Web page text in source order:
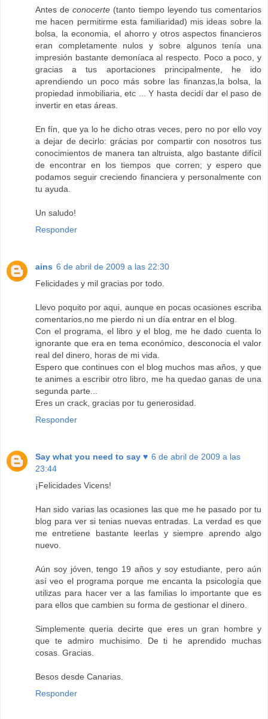
Antes deconocerte (tanto tiempo leyendo tus comentarios
me hacen permitirme esta familiaridad) mis ideas sobre la
bolsa, la economia, el ahorro y otros aspectos financieros
eran completamente nulos y sobre algunos tenía una
impresión bastante demoníaca al respecto. Poco a poco, y
gracias a tus aportaciones principalmente, he ido
aprendiendo un poco más sobre las finanzas,la bolsa, la
propiedad inmobiliaria, etc ... Y hasta decidí dar el paso de
invertir en etas áreas.
En fín, que ya lo he dicho otras veces, pero no por ello voy
a dejar de decirlo: grácias por compartir con nosotros tus
conocimientos de manera tan altruista, algo bastante difícil
de encontrar en los tiempos que corren; y espero que
podamos seguir creciendo financiera y personalmente con
tu ayuda.
Un saludo!
Responder
ains 6 de abril de 2009 a las 22:30
Felicidades y mil gracias por todo.
Llevo poquito por aqui, aunque en pocas ocasiones escriba
comentarios,no me pierdo ni un día entrar en el blog.
Con el programa, el libro y el blog, me he dado cuenta lo
ignorante que era en tema económico, desconocia el valor
real del dinero, horas de mi vida.
Espero que continues con el blog muchos mas años, y que
te animes a escribir otro libro, me ha quedao ganas de una
segunda parte...
Eres un crack, gracias por tu generosidad.
Responder
Say what you need to say ♥ 6 de abril de 2009 a las
23:44
¡Felicidades Vicens!
Han sido varias las ocasiones las que me he pasado por tu
blog para ver si tenias nuevas entradas. La verdad es que
me entretiene bastante leerlas y siempre aprendo algo
nuevo.
Aún soy jóven, tengo 19 años y soy estudiante, pero aún
así veo el programa porque me encanta la psicología que
utilizas para hacer ver a las familias lo importante que es
para ellos que cambien su forma de gestionar el dinero.
Simplemente queria decirte que eres un gran hombre y
que te admiro muchisimo. De ti he aprendido muchas
cosas. Gracias.
Besos desde Canarias.
Responder